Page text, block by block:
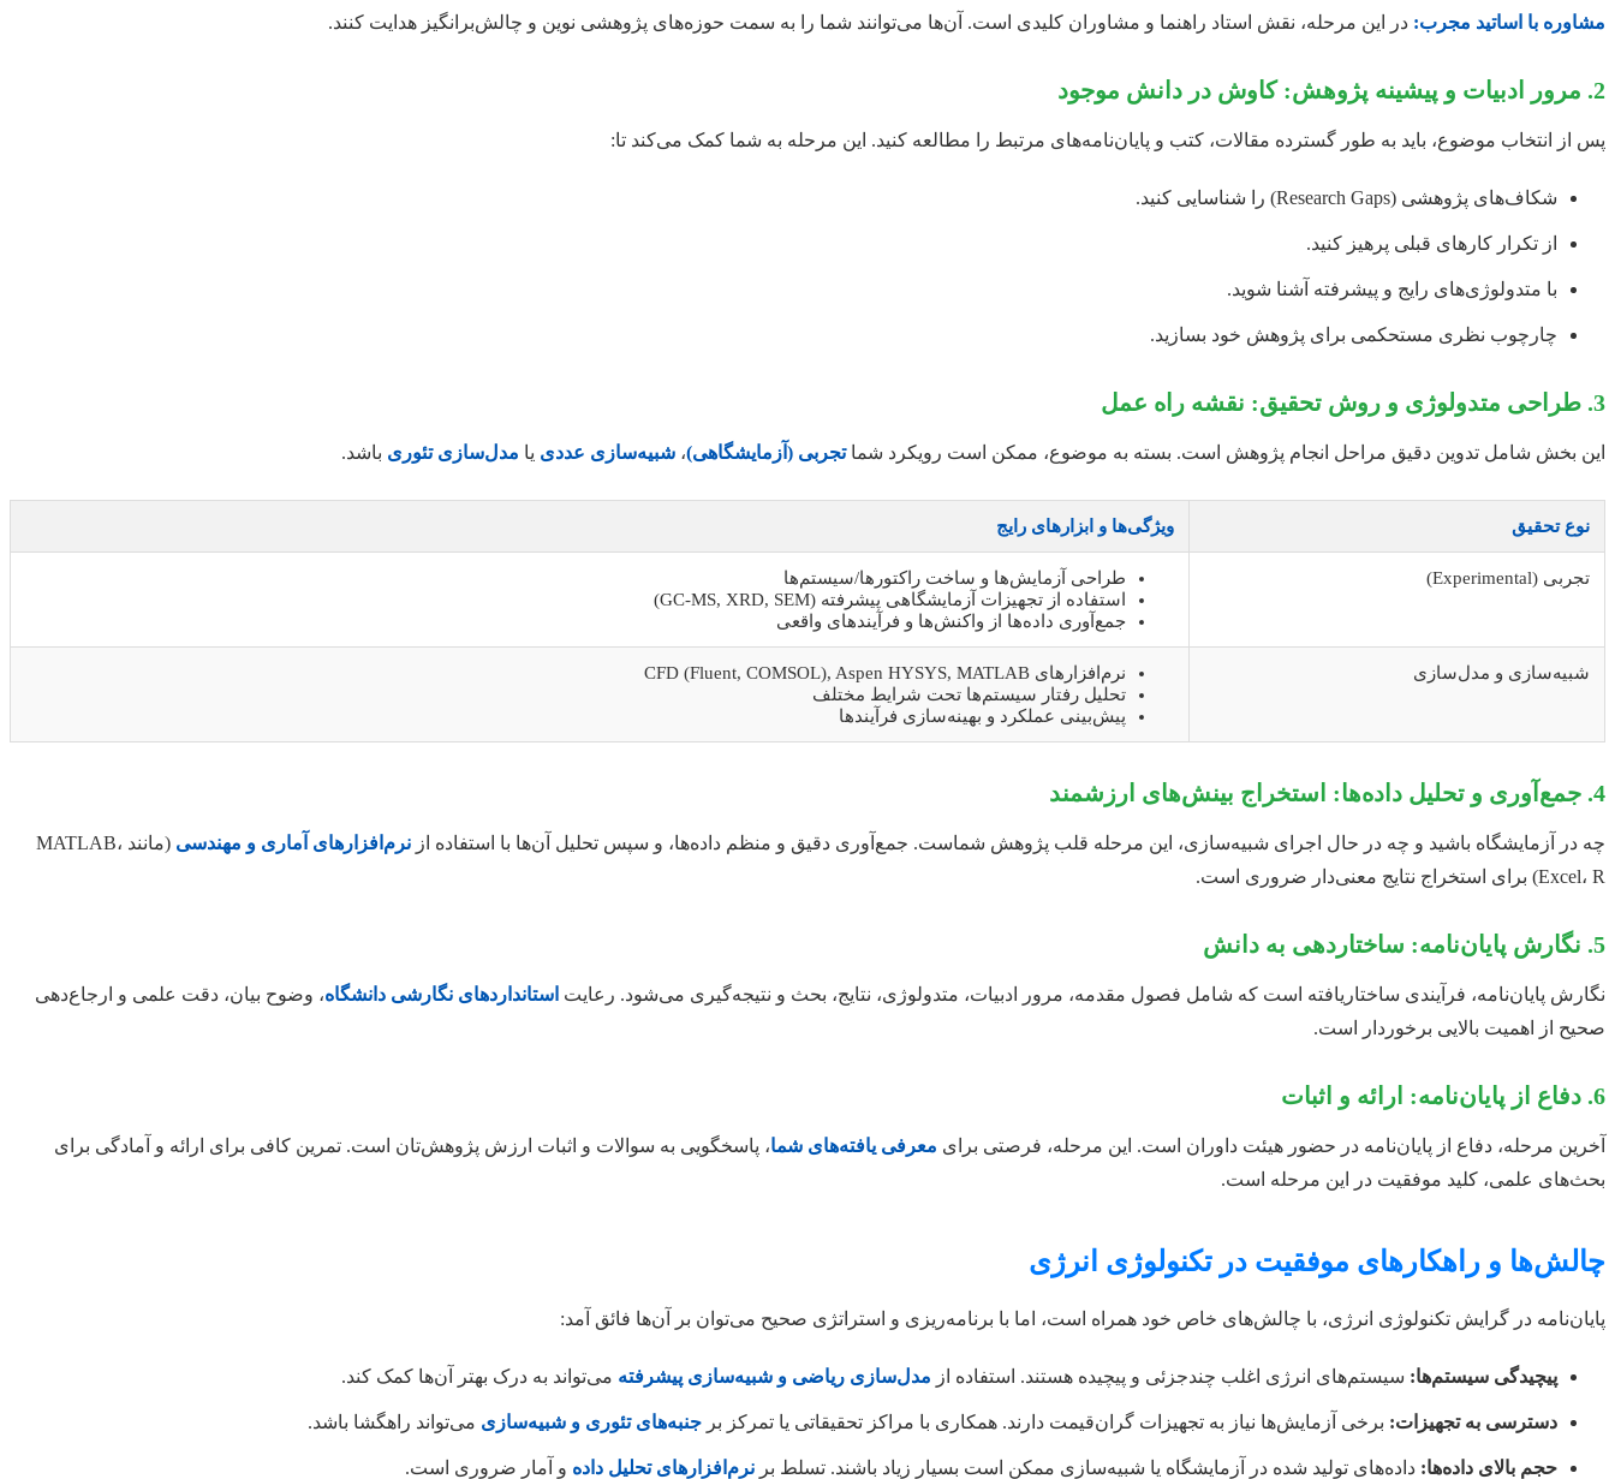
مشاوره با اساتید مجرب: در این مرحله، نقش استاد راهنما و مشاوران کلیدی است. آن‌ها می‌توانند شما را به سمت حوزه‌های پژوهشی نوین و چالش‌برانگیز هدایت کنند.
2. مرور ادبیات و پیشینه پژوهش: کاوش در دانش موجود
پس از انتخاب موضوع، باید به طور گسترده مقالات، کتب و پایان‌نامه‌های مرتبط را مطالعه کنید. این مرحله به شما کمک می‌کند تا:
شکاف‌های پژوهشی (Research Gaps) را شناسایی کنید.
از تکرار کارهای قبلی پرهیز کنید.
با متدولوژی‌های رایج و پیشرفته آشنا شوید.
چارچوب نظری مستحکمی برای پژوهش خود بسازید.
3. طراحی متدولوژی و روش تحقیق: نقشه راه عمل
این بخش شامل تدوین دقیق مراحل انجام پژوهش است. بسته به موضوع، ممکن است رویکرد شماتجربی (آزمایشگاهی)، شبیه‌سازی عددی یا مدل‌سازی تئوری باشد.
نوع تحقیق ویژگی‌ها و ابزارهای رایج
تجربی (Experimental)
طراحی آزمایش‌ها و ساخت راکتورها/سیستم‌ها
استفاده از تجهیزات آزمایشگاهی پیشرفته (GC-MS, XRD, SEM)
جمع‌آوری داده‌ها از واکنش‌ها و فرآیندهای واقعی
شبیه‌سازی و مدل‌سازی
نرم‌افزارهای CFD (Fluent, COMSOL), Aspen HYSYS, MATLAB
تحلیل رفتار سیستم‌ها تحت شرایط مختلف
پیش‌بینی عملکرد و بهینه‌سازی فرآیندها
4. جمع‌آوری و تحلیل داده‌ها: استخراج بینش‌های ارزشمند
چه در آزمایشگاه باشید و چه در حال اجرای شبیه‌سازی، این مرحله قلب پژوهش شماست. جمع‌آوری دقیق و منظم داده‌ها، و سپس تحلیل آن‌ها با استفاده از نرم‌افزارهای آماری و مهندسی
(مانند MATLAB،
Excel، R) برای استخراج نتایج معنی‌دار ضروری است.
5. نگارش پایان‌نامه: ساختاردهی به دانش
نگارش پایان‌نامه، فرآیندی ساختاریافته است که شامل فصول مقدمه، مرور ادبیات، متدولوژی، نتایج، بحث و نتیجه‌گیری می‌شود. رعایت استانداردهای نگارشی دانشگاه، وضوح بیان، دقت علمی و ارجاع‌دهی
صحیح از اهمیت بالایی برخوردار است.
6. دفاع از پایان‌نامه: ارائه و اثبات
آخرین مرحله، دفاع از پایان‌نامه در حضور هیئت داوران است. این مرحله، فرصتی برای معرفی یافته‌های شما، پاسخگویی به سوالات و اثبات ارزش پژوهش‌تان است. تمرین کافی برای ارائه و آمادگی برای
بحث‌های علمی، کلید موفقیت در این مرحله است.
چالش‌ها و راهکارهای موفقیت در تکنولوژی انرژی
پایان‌نامه در گرایش تکنولوژی انرژی، با چالش‌های خاص خود همراه است، اما با برنامه‌ریزی و استراتژی صحیح می‌توان بر آن‌ها فائق آمد:
پیچیدگی سیستم‌ها: سیستم‌های انرژی اغلب چندجزئی و پیچیده هستند. استفاده از مدل‌سازی ریاضی و شبیه‌سازی پیشرفته می‌تواند به درک بهتر آن‌ها کمک کند.
دسترسی به تجهیزات: برخی آزمایش‌ها نیاز به تجهیزات گران‌قیمت دارند. همکاری با مراکز تحقیقاتی یا تمرکز بر جنبه‌های تئوری و شبیه‌سازی می‌تواند راهگشا باشد.
حجم بالای داده‌ها: داده‌های تولید شده در آزمایشگاه یا شبیه‌سازی ممکن است بسیار زیاد باشند. تسلط بر نرم‌افزارهای تحلیل داده و آمار ضروری است.